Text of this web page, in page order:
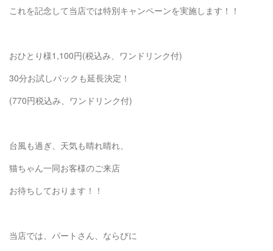
これを記念して当店では特別キャンペーンを実施します！！
おひとり様1,100円(税込み、ワンドリンク付)
30分お試しパックも延長決定！
(770円税込み、ワンドリンク付)
台風も過ぎ、天気も晴れ晴れ、
猫ちゃん一同お客様のご来店
お待ちしております！！
当店では、パートさん、ならびに